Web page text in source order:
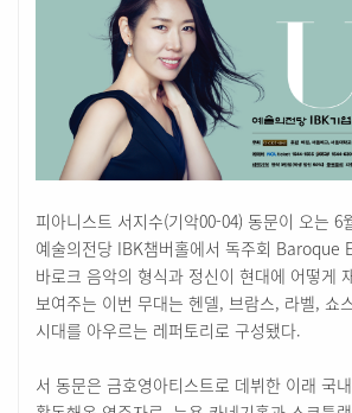
피아니스트 서지수(기악00-04) 동문이 오는 6
예술의전당 IBK챔버홀에서 독주회 Baroque
바로크 음악의 형식과 정신이 현대에 어떻게
보여주는 이번 무대는 헨델, 브람스, 라벨, 쇼
시대를 아우르는 레퍼토리로 구성됐다.
서 동문은 금호영아티스트로 데뷔한 이래 국